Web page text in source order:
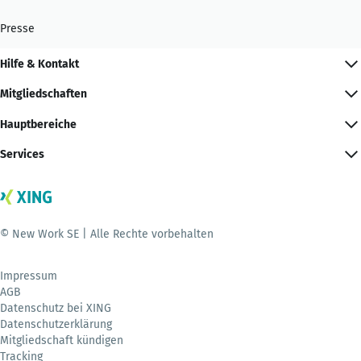
Presse
Hilfe & Kontakt
Mitgliedschaften
Hauptbereiche
Services
© New Work SE | Alle Rechte vorbehalten
Impressum
AGB
Datenschutz bei XING
Datenschutzerklärung
Mitgliedschaft kündigen
Tracking